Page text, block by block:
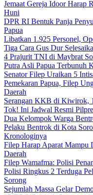
Jemaat Gereja Idoor Harap
Huni
DPR RI Bentuk Panja
Papua
Libatkan 1.925 Personel,
Tiga Cara Gus Dur
4 Prajurit TNI di Maybrat
Putra Asli Papua Terbunuh
Senator Filep Uraikan 5
Pemekaran Papua, Filep
Daerah
Serangan KKB di Kiwirok,
Tok! Ini Jadwal Resmi
Dua Kelompok Warga
Pelaku Bentrok di Kota
Kronologinya
Filep Harap Aparat Mampu
Daerah
Filep Wamafma: Polisi
Polisi Ringkus 2 Terduga
Sorong
Sejumlah Massa Gelar